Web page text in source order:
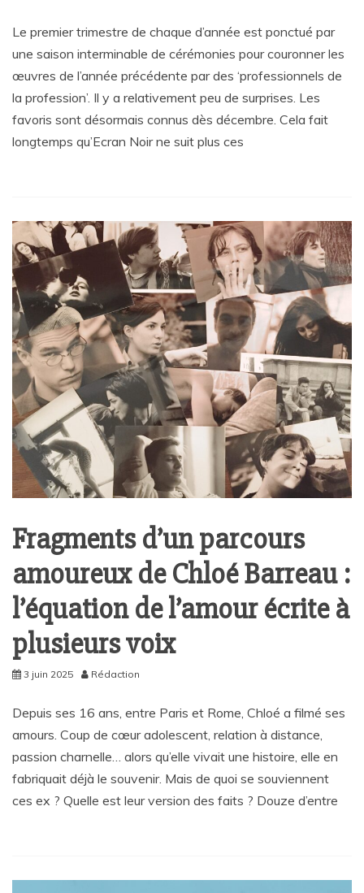
Le premier trimestre de chaque d’année est ponctué par
une saison interminable de cérémonies pour couronner les
œuvres de l’année précédente par des ‘professionnels de
la profession’. Il y a relativement peu de surprises. Les
favoris sont désormais connus dès décembre. Cela fait
longtemps qu’Ecran Noir ne suit plus ces
Fragments d’un parcours
amoureux de Chloé Barreau :
l’équation de l’amour écrite à
plusieurs voix
3 juin 2025 Rédaction
Depuis ses 16 ans, entre Paris et Rome, Chloé a filmé ses
amours. Coup de cœur adolescent, relation à distance,
passion charnelle… alors qu’elle vivait une histoire, elle en
fabriquait déjà le souvenir. Mais de quoi se souviennent
ces ex ? Quelle est leur version des faits ? Douze d’entre